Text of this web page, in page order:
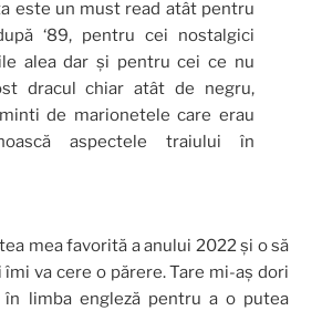
este un must read atât pentru
‘89, pentru cei nostalgici
alea dar și pentru cei ce nu
dracul chiar atât de negru,
de marionetele care erau
aspectele traiului în
mea favorită a anului 2022 și o să
va cere o părere. Tare mi-aș dori
limba engleză pentru a o putea